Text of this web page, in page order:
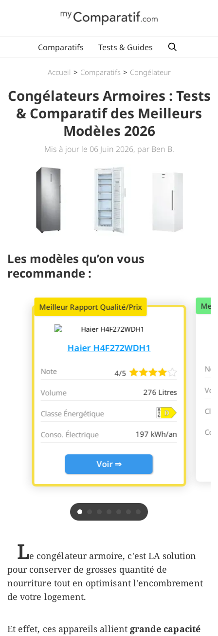
Comparatifs Tests & Guides
Accueil > Comparatifs > Congélateur
Congélateurs Armoires : Tests
& Comparatif des Meilleurs
Modèles 2026
Mis à jour le 06 Juin 2026, par Ben B.
Les modèles qu’on vous
recommande :
Meilleur Rapport Qualité/Prix
Haier H4F272WDH1
Note 4/5
Volume 276 Litres
Classe Énergétique
Conso. Électrique 197 kWh/an
Voir ⇒
Le congélateur armoire, c'est LA solution
pour conserver de grosses quantité de
nourriture tout en optimisant l'encombrement
de votre logement.
Et effet, ces appareils allient grande capacité